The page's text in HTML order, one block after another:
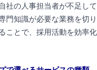
社の人事担当者が不足し
門知識が必要な業務を切
ことで、採用活動を効率